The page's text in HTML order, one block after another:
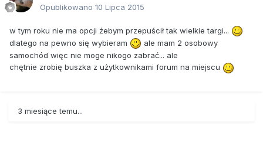
Opublikowano 10 Lipca 2015
w tym roku nie ma opcji żebym przepuścił tak wielkie targi...
dlatego na pewno się wybieram
ale mam 2 osobowy
samochód więc nie moge nikogo zabrać... ale
chętnie zrobię buszka z użytkownikami forum na miejscu
3 miesiące temu...